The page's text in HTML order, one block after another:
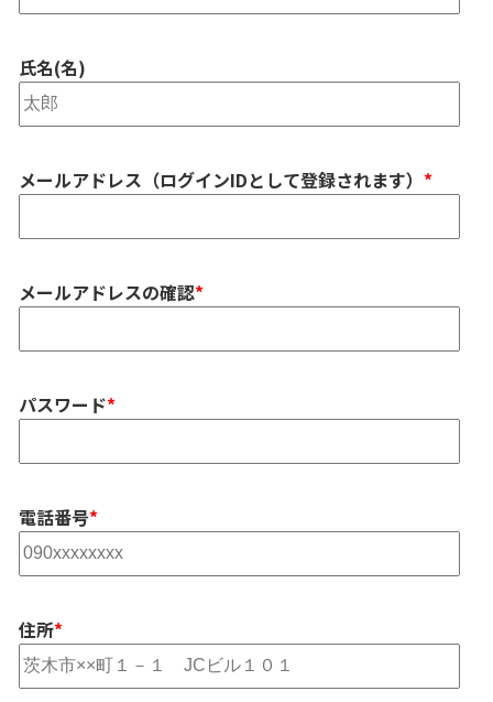
氏名(名)
メールアドレス（ログインIDとして登録されます） *
メールアドレスの確認*
パスワード*
電話番号*
住所*